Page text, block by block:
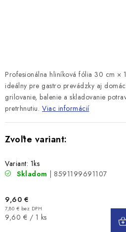
Profesionálna hliníková fólia 30 cm ×
ideálny pre gastro prevádzky aj
grilovanie, balenie a skladovanie
pretrhnutiu. Viac informácií
Variant: 1ks
Skladom
| 8591199691107
9,60 €
7,80 € bez DPH
Jednotková
9,60 € / 1 ks